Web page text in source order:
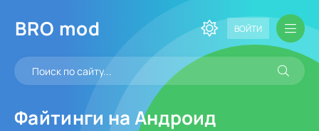
BRO mod ВОЙТИ
Файтинги на Андроид